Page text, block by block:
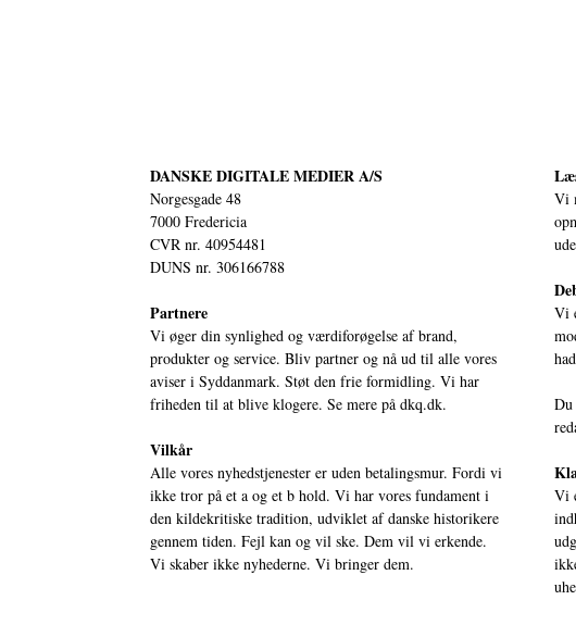
DANSKE DIGITALE MEDIER A/S
Norgesgade 48
7000 Fredericia
CVR nr. 40954481
DUNS nr. 306166788
Partnere
Vi øger din synlighed og værdiforøgelse af brand,
produkter og service. Bliv partner og nå ud til alle vores
aviser i Syddanmark. Støt den frie formidling. Vi har
friheden til at blive klogere. Se mere på dkq.dk.
Vilkår
Alle vores nyhedstjenester er uden betalingsmur. Fordi vi
ikke tror på et a og et b hold. Vi har vores fundament i
den kildekritiske tradition, udviklet af danske historikere
gennem tiden. Fejl kan og vil ske. Dem vil vi erkende.
Vi skaber ikke nyhederne. Vi bringer dem.
Vi
Vi
Du
Vi